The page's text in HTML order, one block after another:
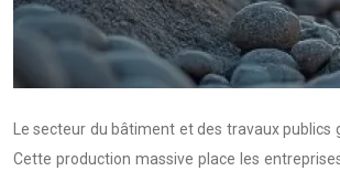
Le secteur du bâtiment et des travaux
Cette production massive place les